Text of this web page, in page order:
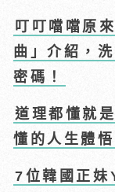
叮叮噹噹原
曲」介紹，
密碼！
道理都懂就
懂的人生體悟
7位韓國正